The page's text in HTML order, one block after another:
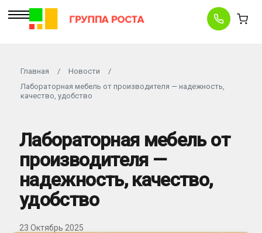
Главная / Новости
/
Лабораторная мебель от производителя — надежность,
качество, удобство
Лабораторная мебель от
производителя —
надежность, качество,
удобство
23 Октябрь 2025